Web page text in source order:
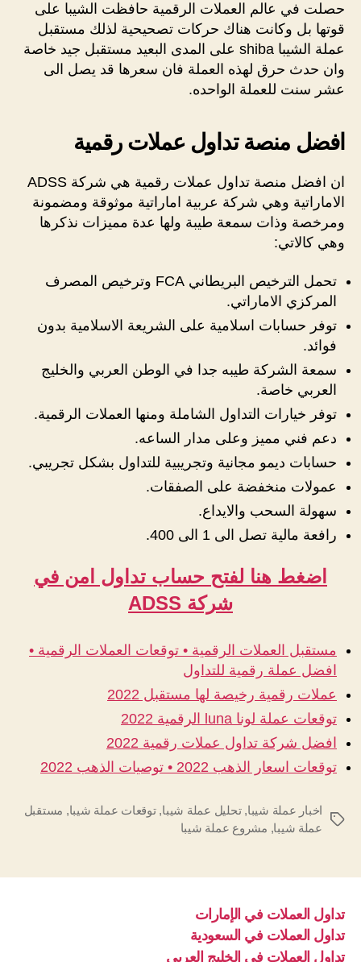
حصلت في عالم العملات الرقمية حافظت الشيبا على
قوتها بل وكانت هناك حركات تصحيحية لذلك مستقبل
عملة الشيبا shiba على المدى البعيد مستقبل جيد خاصة
وان حدث حرق لهذه العملة فان سعرها قد يصل الى
عشر سنت للعملة الواحده.
افضل منصة تداول عملات رقمية
ان افضل منصة تداول عملات رقمية هي شركة ADSS
الاماراتية وهي شركة عربية اماراتية موثوقة ومضمونة
ومرخصة وذات سمعة طيبة ولها عدة مميزات نذكرها
وهي كالاتي:
تحمل الترخيص البريطاني FCA وترخيص المصرف
المركزي الاماراتي.
توفر حسابات اسلامية على الشريعة الاسلامية بدون
فوائد.
سمعة الشركة طيبه جدا في الوطن العربي والخليج
العربي خاصة.
توفر خيارات التداول الشاملة ومنها العملات الرقمية.
دعم فني مميز وعلى مدار الساعه.
حسابات ديمو مجانية وتجريبية للتداول بشكل تجريبي.
عمولات منخفضة على الصفقات.
سهولة السحب والايداع.
رافعة مالية تصل الى 1 الى 400.
اضغط هنا لفتح حساب تداول امن في
شركة ADSS
مستقبل العملات الرقمية • توقعات العملات الرقمية •
افضل عملة رقمية للتداول
عملات رقمية رخيصة لها مستقبل 2022
توقعات عملة لونا luna الرقمية 2022
افضل شركة تداول عملات رقمية 2022
توقعات اسعار الذهب 2022 • توصيات الذهب 2022
الوسوم
اخبار عملة شيبا,تحليل عملة شيبا,توقعات عملة شيبا, مستقبل
عملة شيبا, مشروع عملة شيبا
تداول العملات في الإمارات
تداول العملات في السعودية
تداول العملات في الخليج العربي